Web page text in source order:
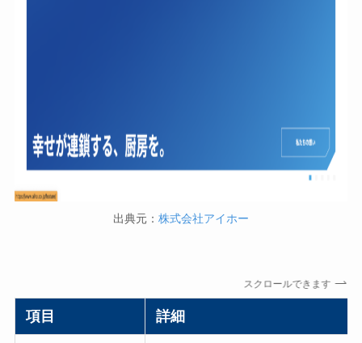
出典元： 株式会社アイホー
スクロールできます
項目 詳細